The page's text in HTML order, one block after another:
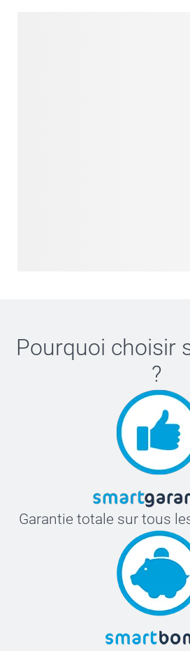
Pourquoi choisir
?
Garantie totale sur tous